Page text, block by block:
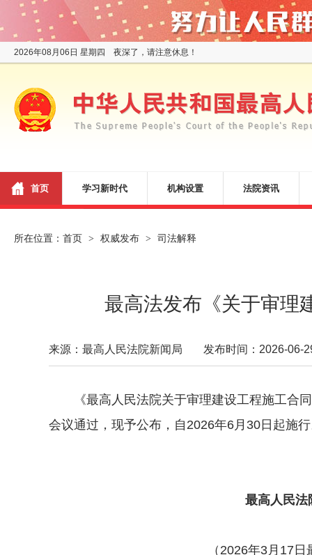
2026年08月06日 星期四 夜深了，请注意休息！
首页 学习新时代 机构设置 法院资讯
所在位置： 首页 > 权威发布 > 司法解释
最高法发布《关于审理
来源：最高人民法院新闻局 发布时间：2026-06-
《最高人民法院关于审理建设工程施工合同
会议通过，现予公布，自2026年6月30日起施
最高人民法
（2026年3月17日最